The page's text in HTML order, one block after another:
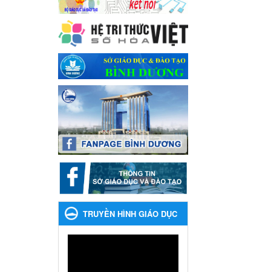
Ngày ban hành: 04/03/2024
Kế hoạch thực hiện Chỉ thị
số 16/CT-TTg ngày
27/05/2023 của Thủ tướng
Chính phủ về tăng cường
phòng ngừa, đấu tranh tội
phạm, vi phạm pháp luật
liên quan đến hoạt động tổ
chức đánh bạc và đánh bạc
Kế hoạch thực hiện Chỉ thị số
16/CT-TTg ngày 27/05/2023
của Thủ tướng Chính phủ về
tăng cường phòng ngừa, đấu
tranh tội phạm, vi phạm pháp
luật liên quan đến hoạt động
tổ chức đánh bạc và đánh bạc
Ngày ban hành: 04/03/2024
Kế hoạch Tổ chức Hội trại
TRUYỀN HÌNH GIÁO DỤC